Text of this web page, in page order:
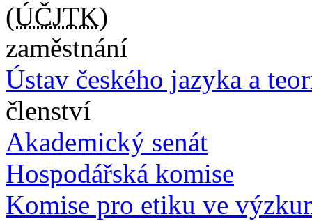
(ÚČJTK)
zaměstnání
Ústav českého jazyka a
členství
Akademický senát
Hospodářská komise
Komise pro etiku ve